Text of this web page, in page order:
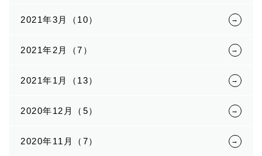
2021年3月（10）
2021年2月（7）
2021年1月（13）
2020年12月（5）
2020年11月（7）